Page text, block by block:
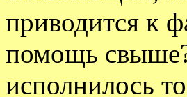
приводится к
помощь
исполнилось